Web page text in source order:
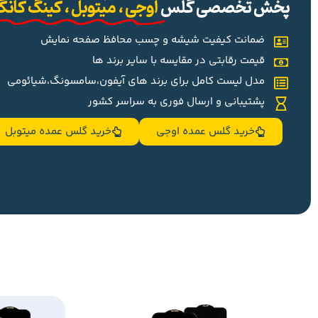
پخش تخصصی گلساوجی ، میتوبل ، کینگ
ضمانت کیفیت شیشه و چسب محافظ صفحه نمایش
قیمت رقابتی در مقایسه با سایر برند ها
مدل لیست کامل برای برند های آیفون،سامسونگ،شیائومی
پشتیبانی و ارسال فوری به سراسر کشور
خرید گلس عمده اوجی
خرید گلس عمده میتوبل